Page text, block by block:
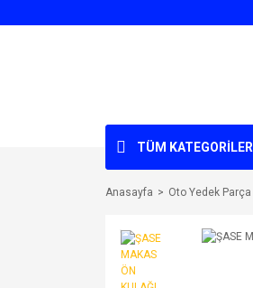
TÜM KATEGORİLER
Anasayfa Oto Yedek Parça